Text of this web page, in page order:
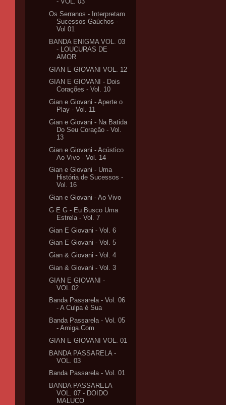
Os Serranos - Interpretam
Sucessos Gaúchos -
Vol 01
BANDA ENIGMA VOL. 03
- LOUCURAS DE
AMOR
GIAN E GIOVANI VOL. 12
GIAN E GIOVANI - Dois
Corações - Vol. 10
Gian e Giovani - Aperte o
Play - Vol. 11
Gian e Giovani - Na Batida
Do Seu Coração - Vol.
13
Gian e Giovani - Acústico
Ao Vivo - Vol. 14
Gian e Giovani - Uma
História de Sucessos -
Vol. 16
Gian e Giovani - Ao Vivo
G E G - Eu Busco Uma
Estrela - Vol. 7
Gian E Giovani - Vol. 6
Gian E Giovani - Vol. 5
Gian & Giovani - Vol. 4
Gian & Giovani - Vol. 3
GIAN E GIOVANI -
VOL.02
Banda Passarela - Vol. 06
- A Culpa é Sua
Banda Passarela - Vol. 05
- Amiga.Com
GIAN E GIOVANI VOL. 01
BANDA PASSARELA -
VOL. 03
Banda Passarela - Vol. 01
BANDA PASSARELA
VOL. 07 - DOIDO
MALUCO